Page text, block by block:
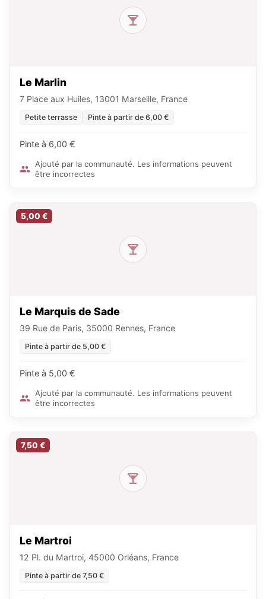
Le Marlin
7 Place aux Huiles, 13001 Marseille, France
Petite terrasse Pinte à partir de 6,00 €
Pinte à 6,00 €
Ajouté par la communauté. Les informations peuvent
être incorrectes
5,00 €
Le Marquis de Sade
39 Rue de Paris, 35000 Rennes, France
Pinte à partir de 5,00 €
Pinte à 5,00 €
Ajouté par la communauté. Les informations peuvent
être incorrectes
7,50 €
Le Martroi
12 Pl. du Martroi, 45000 Orléans, France
Pinte à partir de 7,50 €